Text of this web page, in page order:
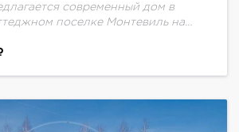
современный дом в
поселке Монтевиль на
камином), прихожая, гостевая